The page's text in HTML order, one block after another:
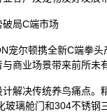
局C端市场
宠尔顿携全新C端拳
商业场景带来前所未
解决传统养鸟痛点
玻璃舱门和304不锈